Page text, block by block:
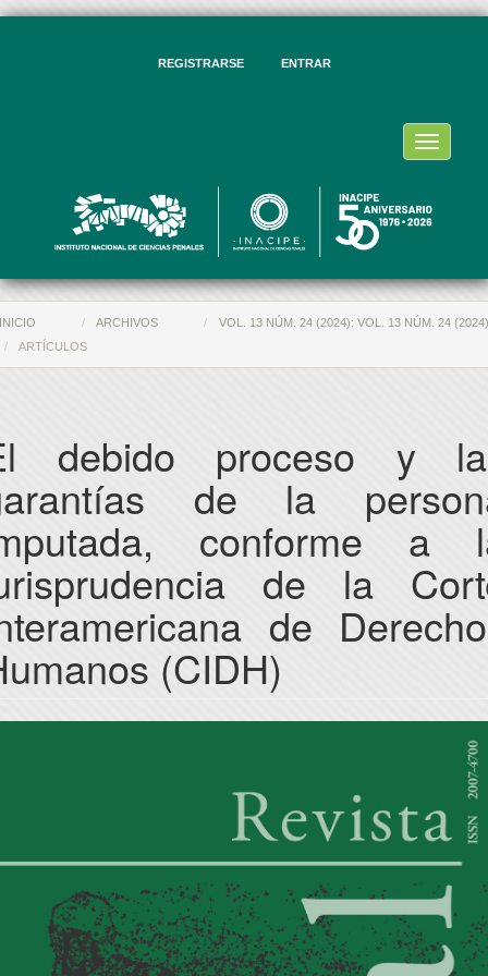
REGISTRARSE ENTRAR
Toggle
INICIO ARCHIVOS
VOL. 13 NÚM. 24 (2024): VOL. 13 NÚM. 24 (2024)
ARTÍCULOS
debido proceso y
de la
conforme a
de la
de
(CIDH)